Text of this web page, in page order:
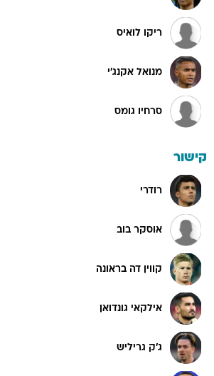
ריקו לואיס
מנואל אקנג'י
סרחיו גומס
קישור
רודרי
אוסקר בוב
קווין דה בראונה
אילקאי גונדואן
ג'ק גריליש